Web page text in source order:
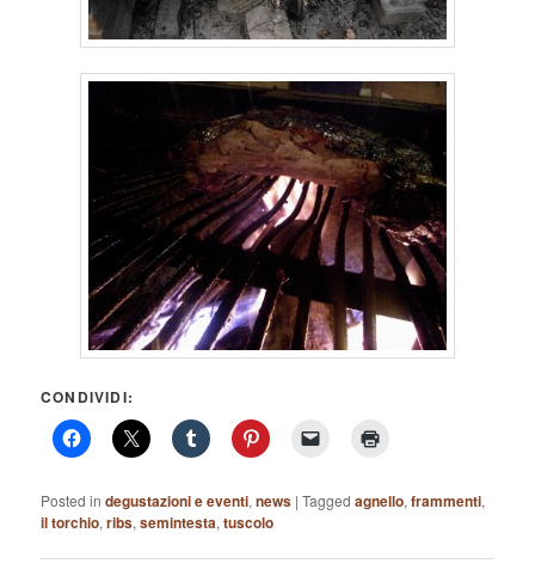
CONDIVIDI:
Posted in degustazioni e eventi,news |Tagged agnello,frammenti,
il torchio,ribs,semintesta,tuscolo